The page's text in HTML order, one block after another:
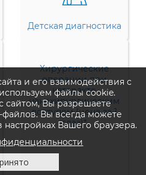
Детская диагностика
Хирургические
операции при
катаракте
нанохирургическим
доступом (цена за 1
глаз)*
и его взаимодействия с
файлы cookie.
сайтом, Вы разрешаете
файлов. Вы всегда можете
Вашего браузера.